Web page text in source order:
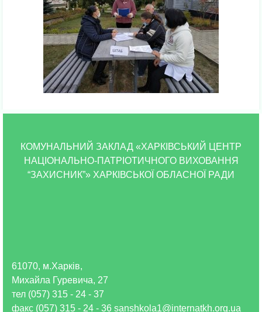
КОМУНАЛЬНИЙ ЗАКЛАД «ХАРКІВСЬКИЙ ЦЕНТР
НАЦІОНАЛЬНО-ПАТРІОТИЧНОГО ВИХОВАННЯ
“ЗАХИСНИК”» ХАРКІВСЬКОЇ ОБЛАСНОЇ РАДИ
61070, м.Харків,
Михайла Гуревича, 27
тел (057) 315 - 24 - 37
факс (057) 315 - 24 - 36 sanshkola1@internatkh.org.ua